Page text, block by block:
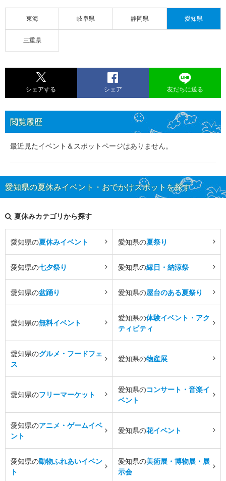
東海 岐阜県 静岡県 愛知県
三重県
シェアする シェア 友だちに送る
閲覧履歴
最近見たイベント＆スポットページはありません。
愛知県の夏休みイベント・おでかけスポットを探す
夏休みカテゴリから探す
愛知県の夏休みイベント 愛知県の夏祭り
愛知県の七夕祭り 愛知県の縁日・納涼祭
愛知県の盆踊り 愛知県の屋台のある夏祭り
愛知県の無料イベント
愛知県の体験イベント・アク
ティビティ
愛知県のグルメ・フードフェ
ス
愛知県の物産展
愛知県のフリーマーケット
愛知県のコンサート・音楽イ
ベント
愛知県のアニメ・ゲームイベ
ント
愛知県の花イベント
愛知県の動物ふれあいイベン
ト
愛知県の美術展・博物展・展
示会